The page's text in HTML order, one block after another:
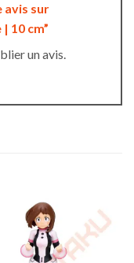
avis sur
10 cm”
un avis.